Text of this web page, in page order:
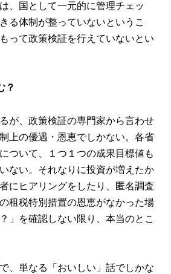
、国として一元的に管理チェッ
る体制が整っていないというこ
って政策検証を行えていないとい
？
が、政策検証の専門家から言わせ
上の優遇・恩恵でしかない。各省
ついて、１つ１つの成果目標値も
ない。それなりに投資が増えたか
にヒアリングをしたり、匿名調査
租税特別措置の恩恵がなかった場
」を確認しない限り、本当のとこ
、単なる「おいしい」話でしかな